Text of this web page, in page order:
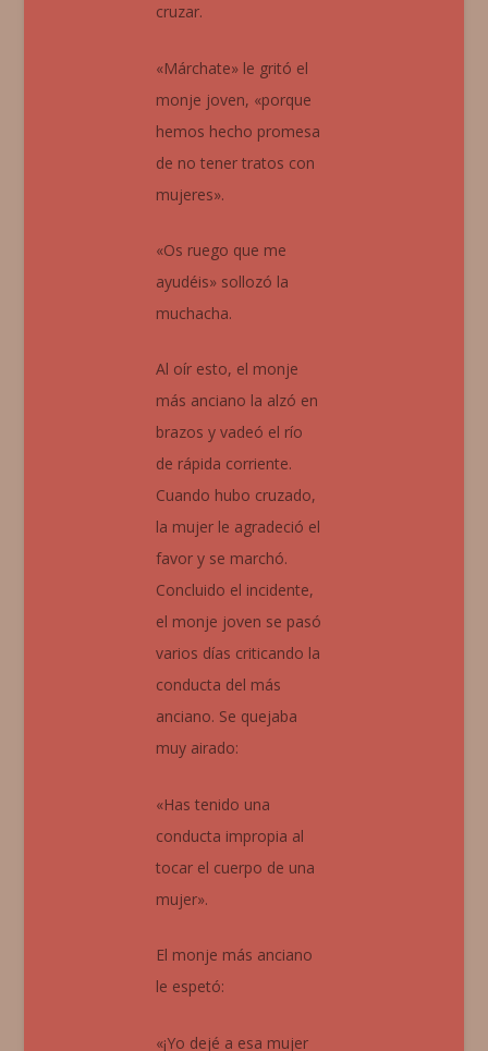
cruzar.
«Márchate» le gritó el
monje joven, «porque
hemos hecho promesa
de no tener tratos con
mujeres».
«Os ruego que me
ayudéis» sollozó la
muchacha.
Al oír esto, el monje
más anciano la alzó en
brazos y vadeó el río
de rápida corriente.
Cuando hubo cruzado,
la mujer le agradeció el
favor y se marchó.
Concluido el incidente,
el monje joven se pasó
varios días criticando la
conducta del más
anciano. Se quejaba
muy airado:
«Has tenido una
conducta impropia al
tocar el cuerpo de una
mujer».
El monje más anciano
le espetó:
«¡Yo dejé a esa mujer